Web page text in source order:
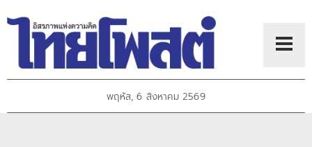
พฤหัส, 6 สิงหาคม 2569